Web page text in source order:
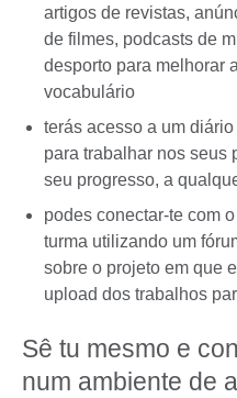
artigos de revistas,
de filmes, podcasts de
desporto para melhorar
vocabulário
terás acesso a um
para trabalhar nos seus
seu progresso, a
podes conectar-te com
turma utilizando um
sobre o projeto em que
upload dos trabalhos
Sê tu mesmo e
num ambiente de